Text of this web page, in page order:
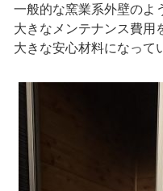
一般的な窯業系外壁のよ
大きなメンテナンス費用
大きな安心材料になって